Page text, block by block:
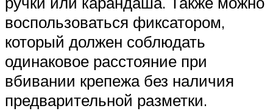
воспользоваться фиксатором,
который должен соблюдать
одинаковое расстояние при
вбивании крепежа без наличия
предварительной разметки.